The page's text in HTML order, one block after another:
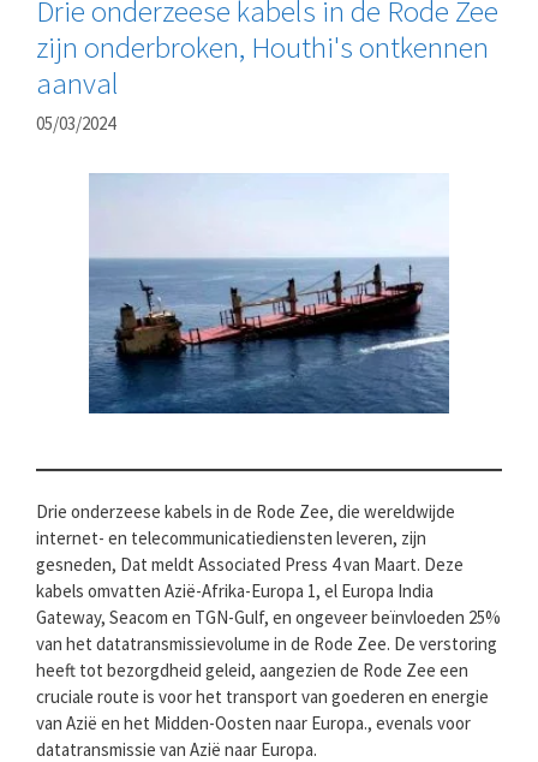
Drie onderzeese kabels in de Rode Zee
zijn onderbroken, Houthi's ontkennen
aanval
05/03/2024
Drie onderzeese kabels in de Rode Zee, die wereldwijde
internet- en telecommunicatiediensten leveren, zijn
gesneden, Dat meldt Associated Press 4 van Maart. Deze
kabels omvatten Azië-Afrika-Europa 1, el Europa India
Gateway, Seacom en TGN-Gulf, en ongeveer beïnvloeden 25%
van het datatransmissievolume in de Rode Zee. De verstoring
heeft tot bezorgdheid geleid, aangezien de Rode Zee een
cruciale route is voor het transport van goederen en energie
van Azië en het Midden-Oosten naar Europa., evenals voor
datatransmissie van Azië naar Europa.